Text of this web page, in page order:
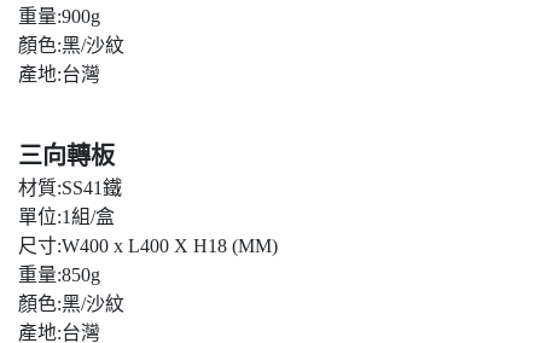
重量:900g
顏色:黑/沙紋
產地:台灣
三向轉板
材質:SS41鐵
單位:1組/盒
尺寸:W400 x L400 X H18 (MM)
重量:850g
顏色:黑/沙紋
產地:台灣